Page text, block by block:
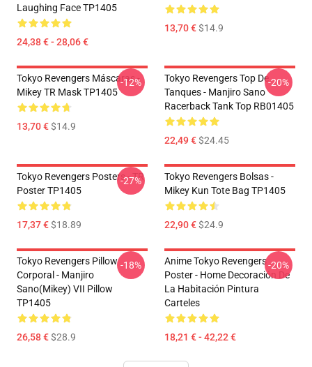
Laughing Face TP1405
24,38 € - 28,06 €
13,70 €$14.9
Tokyo Revengers Máscaras -
Mikey TR Mask TP1405
13,70 €$14.9
-12%
Tokyo Revengers Top De
Tanques - Manjiro Sano
Racerback Tank Top RB01405
22,49 €$24.45
-20%
Tokyo Revengers Posters - TR
Poster TP1405
17,37 €$18.89
-27%
Tokyo Revengers Bolsas -
Mikey Kun Tote Bag TP1405
22,90 €$24.9
Tokyo Revengers Pillow
Corporal - Manjiro
Sano(Mikey) VII Pillow
TP1405
26,58 €$28.9
-18%
Anime Tokyo Revengers
Poster - Home Decoración De
La Habitación Pintura
Carteles
18,21 € - 42,22 €
-20%